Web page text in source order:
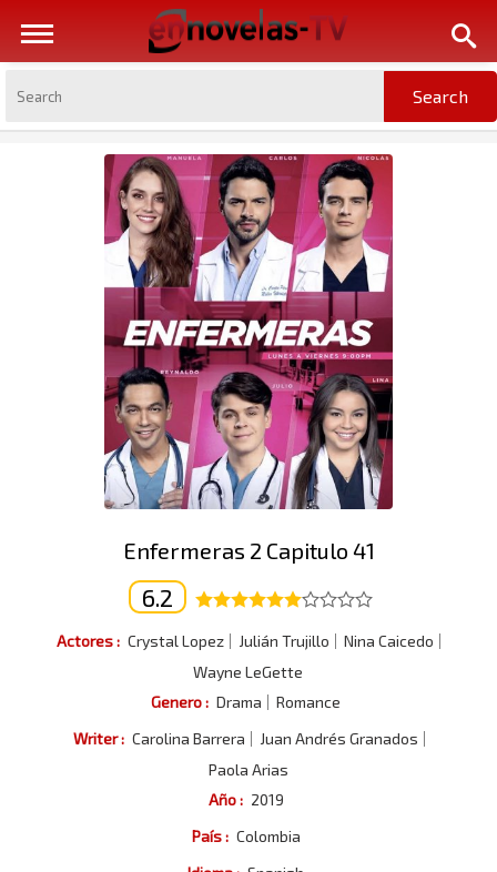
Enfermeras 2 Capitulo 41
6.2
Actores : Crystal Lopez Julián Trujillo
Nina Caicedo
Wayne LeGette
Genero : Drama
Romance
Writer : Carolina Barrera
Juan Andrés Granados
Paola Arias
Año : 2019
País : Colombia